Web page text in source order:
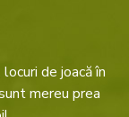
de joacă în
mereu prea